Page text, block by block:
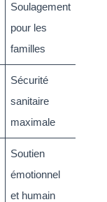
Soulagement
pour les
familles
Sécurité
sanitaire
maximale
Soutien
émotionnel
et humain